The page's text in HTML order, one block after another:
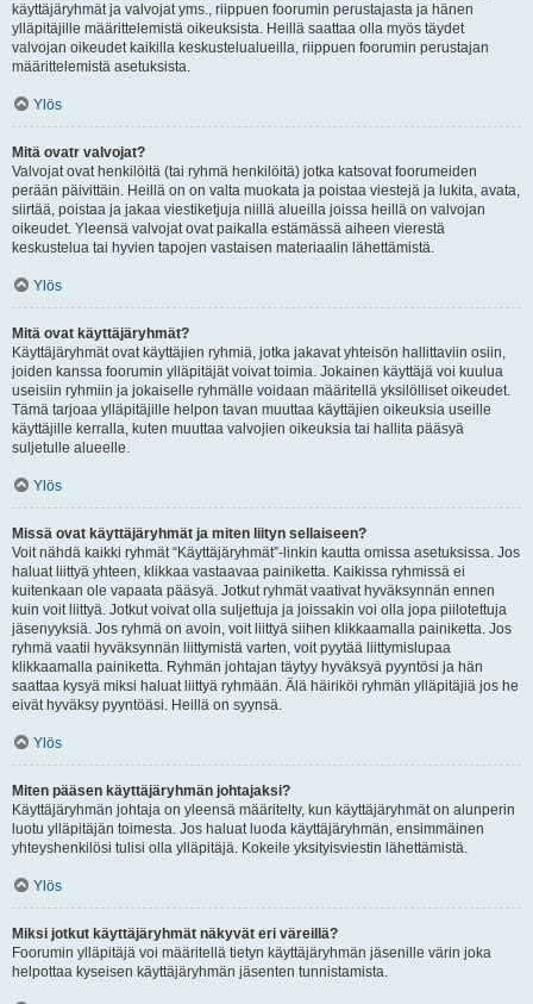
käyttäjäryhmät ja valvojat yms., riippuen foorumin perustajasta ja hänen
ylläpitäjille määrittelemistä oikeuksista. Heillä saattaa olla myös täydet
valvojan oikeudet kaikilla keskustelualueilla, riippuen foorumin perustajan
määrittelemistä asetuksista.
Ylös
Mitä ovatr valvojat?
Valvojat ovat henkilöitä (tai ryhmä henkilöitä) jotka katsovat foorumeiden
perään päivittäin. Heillä on on valta muokata ja poistaa viestejä ja lukita, avata,
siirtää, poistaa ja jakaa viestiketjuja niillä alueilla joissa heillä on valvojan
oikeudet. Yleensä valvojat ovat paikalla estämässä aiheen vierestä
keskustelua tai hyvien tapojen vastaisen materiaalin lähettämistä.
Ylös
Mitä ovat käyttäjäryhmät?
Käyttäjäryhmät ovat käyttäjien ryhmiä, jotka jakavat yhteisön hallittaviin osiin,
joiden kanssa foorumin ylläpitäjät voivat toimia. Jokainen käyttäjä voi kuulua
useisiin ryhmiin ja jokaiselle ryhmälle voidaan määritellä yksilölliset oikeudet.
Tämä tarjoaa ylläpitäjille helpon tavan muuttaa käyttäjien oikeuksia useille
käyttäjille kerralla, kuten muuttaa valvojien oikeuksia tai hallita pääsyä
suljetulle alueelle.
Ylös
Missä ovat käyttäjäryhmät ja miten liityn sellaiseen?
Voit nähdä kaikki ryhmät “Käyttäjäryhmät”-linkin kautta omissa asetuksissa. Jos
haluat liittyä yhteen, klikkaa vastaavaa painiketta. Kaikissa ryhmissä ei
kuitenkaan ole vapaata pääsyä. Jotkut ryhmät vaativat hyväksynnän ennen
kuin voit liittyä. Jotkut voivat olla suljettuja ja joissakin voi olla jopa piilotettuja
jäsenyyksiä. Jos ryhmä on avoin, voit liittyä siihen klikkaamalla painiketta. Jos
ryhmä vaatii hyväksynnän liittymistä varten, voit pyytää liittymislupaa
klikkaamalla painiketta. Ryhmän johtajan täytyy hyväksyä pyyntösi ja hän
saattaa kysyä miksi haluat liittyä ryhmään. Älä häiriköi ryhmän ylläpitäjiä jos he
eivät hyväksy pyyntöäsi. Heillä on syynsä.
Ylös
Miten pääsen käyttäjäryhmän johtajaksi?
Käyttäjäryhmän johtaja on yleensä määritelty, kun käyttäjäryhmät on alunperin
luotu ylläpitäjän toimesta. Jos haluat luoda käyttäjäryhmän, ensimmäinen
yhteyshenkilösi tulisi olla ylläpitäjä. Kokeile yksityisviestin lähettämistä.
Ylös
Miksi jotkut käyttäjäryhmät näkyvät eri väreillä?
Foorumin ylläpitäjä voi määritellä tietyn käyttäjäryhmän jäsenille värin joka
helpottaa kyseisen käyttäjäryhmän jäsenten tunnistamista.